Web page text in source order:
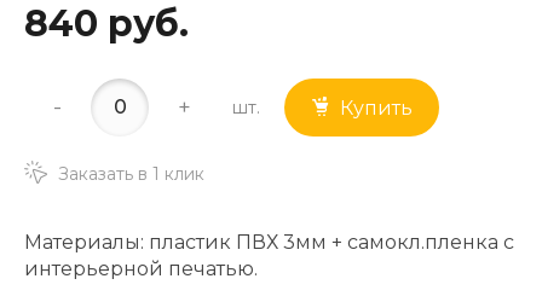
840 руб.
- + шт. Купить
Заказать в 1 клик
Материалы: пластик ПВХ 3мм + самокл.пленка с
интерьерной печатью.